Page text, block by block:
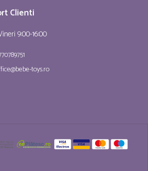
Clienti
9:00-16:00
toys.ro